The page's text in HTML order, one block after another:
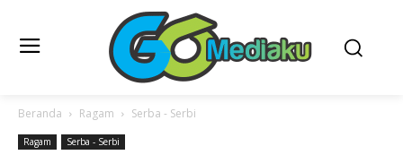
Beranda Ragam Serba - Serbi
Ragam Serba - Serbi